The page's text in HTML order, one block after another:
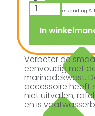
Snelle verzending
In
Verbeter de
eenvoudig met
marinadekwast.
accessoire heeft
niet uitvallen,
en is